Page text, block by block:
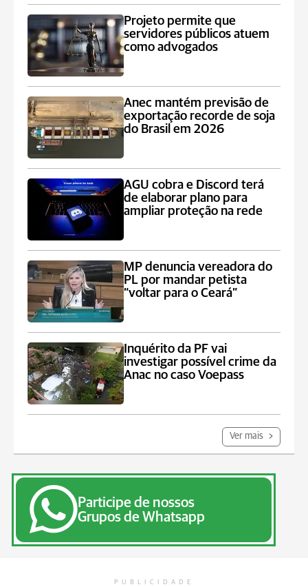
Projeto permite que
servidores públicos atuem
como advogados
Anec mantém previsão de
exportação recorde de soja
do Brasil em 2026
AGU cobra e Discord terá
de elaborar plano para
ampliar proteção na rede
MP denuncia vereadora do
PL por mandar petista
“voltar para o Ceará”
Inquérito da PF vai
investigar possível crime da
Anac no caso Voepass
Ver mais
Participe de nossos
Grupos de Whatsapp
PUBLICIDADE